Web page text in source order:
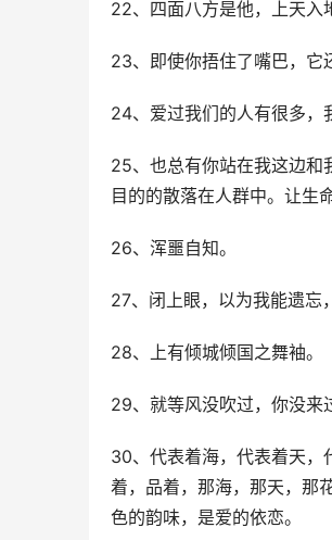
22、四面八方是他，上天入
23、即使你捂住了嘴巴，它
24、爱过我们的人有很多，
25、也总有你站在我这边和
目的的散落在人群中。让生
26、浑噩自知。
27、闭上眼，以为我能遗忘
28、上有倾城倾国之舞袖。
29、就等风没吹过，你没来
30、代表着海，代表着天，
着，品着，那海，那天，那
色的韵味，是爱的依恋。